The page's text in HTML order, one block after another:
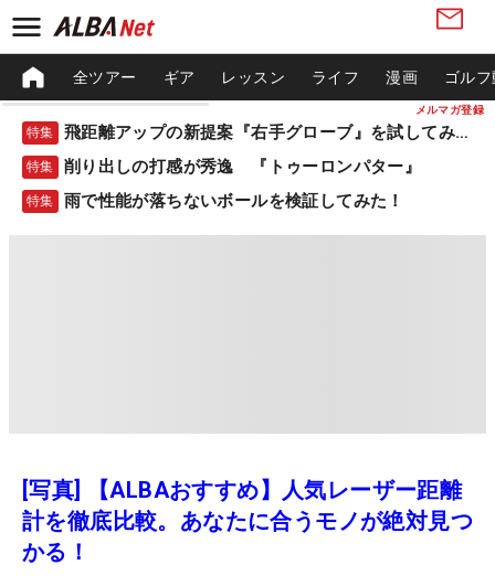
メルマガ登録
全ツアー ギア レッスン ライフ 漫画 ゴル
特集 飛距離アップの新提案『右手グローブ』を試してみた！
特集 削り出しの打感が秀逸 『トゥーロンパター』
特集 雨で性能が落ちないボールを検証してみた！
[写真] 【ALBAおすすめ】人気レーザー距離
計を徹底比較。あなたに合うモノが絶対見つ
かる！